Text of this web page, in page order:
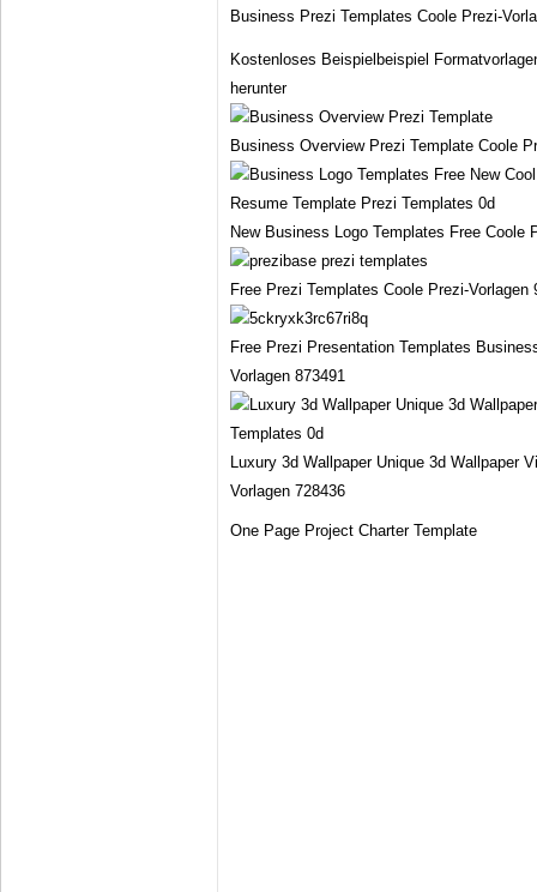
Business Prezi Templates Coole Prezi-
Kostenloses Beispielbeispiel
herunter
Business Overview Prezi Template Coole
New Business Logo Templates Free Coole
Free Prezi Templates Coole Prezi-Vorlagen
Free Prezi Presentation Templates
Vorlagen 873491
Luxury 3d Wallpaper Unique 3d Wallpaper
Vorlagen 728436
One Page Project Charter Template